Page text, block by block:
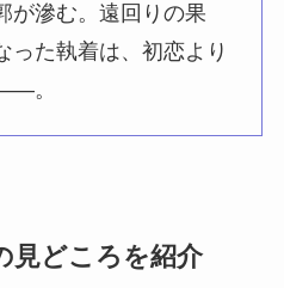
が滲む。遠回りの果
った執着は、初恋より
。
見どころを紹介